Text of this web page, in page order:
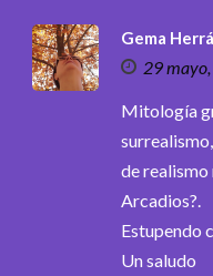
Gema
29
Mitología
de
Arcadios?.
Estupendo
Un saludo